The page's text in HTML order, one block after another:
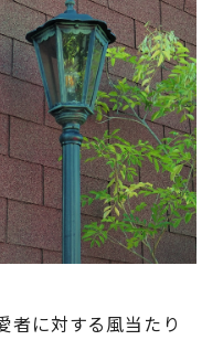
者に対する風当たり